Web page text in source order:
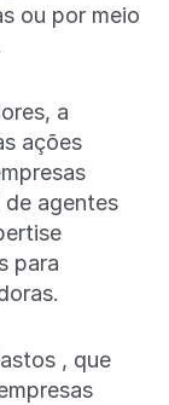
ou por meio
a
ações
de agentes
para
, que